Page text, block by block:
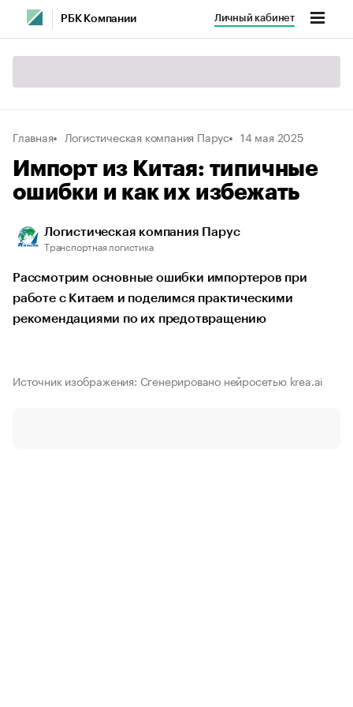
РБК Компании Личный кабинет
Главная Логистическая компания Парус 14 мая 2025
Импорт из Китая: типичные
ошибки и как их избежать
Логистическая компания Парус
Транспортная логистика
Рассмотрим основные ошибки импортеров при
работе с Китаем и поделимся практическими
рекомендациями по их предотвращению
Источник изображения: Сгенерировано нейросетью krea.ai